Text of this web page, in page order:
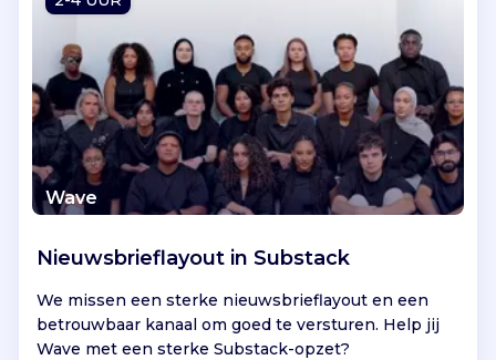
Wave
Nieuwsbrieflayout in Substack
We missen een sterke nieuwsbrieflayout en een
betrouwbaar kanaal om goed te versturen. Help jij
Wave met een sterke Substack-opzet?